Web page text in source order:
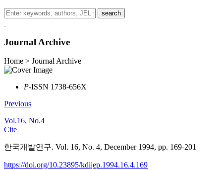
search
Journal Archive
Home > Journal Archive
P-ISSN 1738-656X
Previous
Vol.16, No.4
Cite
한국개발연구. Vol. 16, No. 4, December 1994, pp. 169-201
https://doi.org/10.23895/kdijep.1994.16.4.169